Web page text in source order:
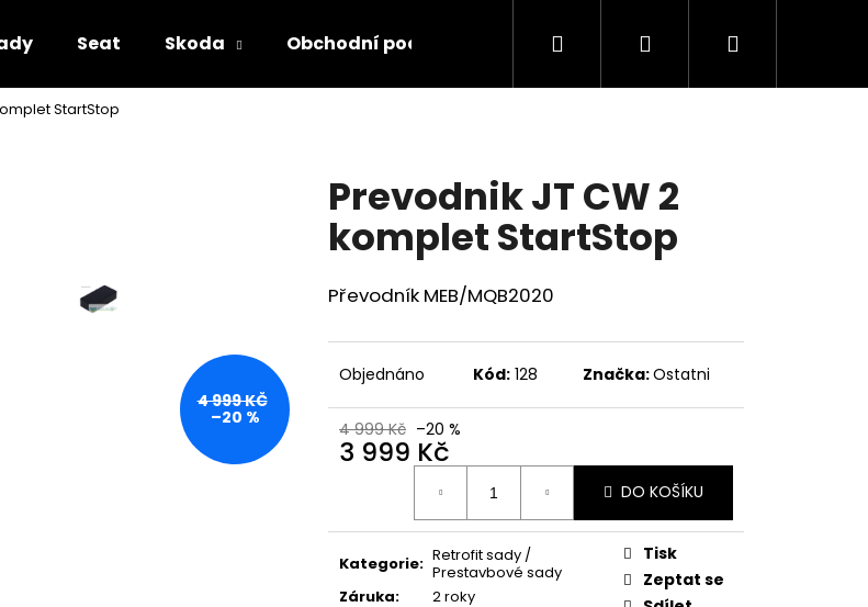
Seat Skoda Obchodní podmínky Kontakty
Hledat PřihlášeníNákupní
StartStop
Prevodnik JT CW 2
komplet StartStop
Převodník MEB/MQB2020
Objednáno Kód: 128 Značka:Ostatni
4 999 Kč –20 %
3 999 Kč
DO KOŠÍKU
Kategorie: Retrofit sady /
Prestavbové sady
Záruka: 2 roky
Tisk
Zeptat se
4 999 KČ
–20 %
najít?
POUŽITÁ: SKODA OCTAVIA 3 AMUNDSEN
30 000 Kč